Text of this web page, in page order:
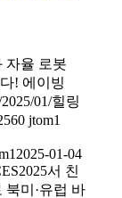
자율 로봇
! 에이빙
01/힐링
jtom1
2025-01-04
서 친
북미·유럽 바